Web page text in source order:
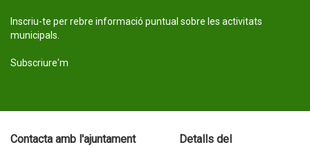
Inscriu-te per rebre informació puntual sobre les activitats
municipals.
Subscriure'm
Contacta amb l'ajuntament
Detalls del